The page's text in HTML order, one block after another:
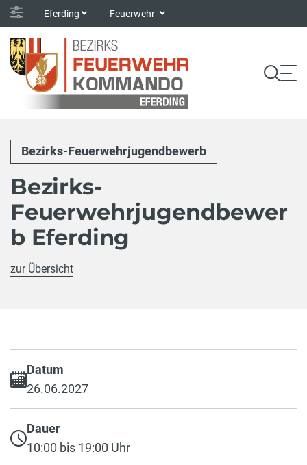
Eferding Feuerwehr
Bezirks-Feuerwehrjugendbewerb
Bezirks-
Feuerwehrjugendbewer
b Eferding
zur Übersicht
Datum
26.06.2027
Dauer
10:00 bis 19:00 Uhr